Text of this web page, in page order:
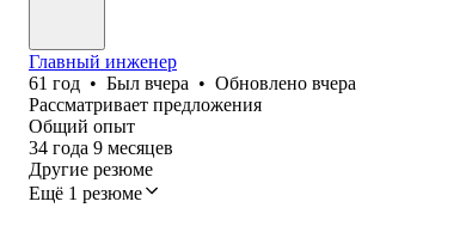
Главный инженер
61 год • Был вчера • Обновлено вчера
Рассматривает предложения
Общий опыт
34 года 9 месяцев
Другие резюме
Ещё 1 резюме